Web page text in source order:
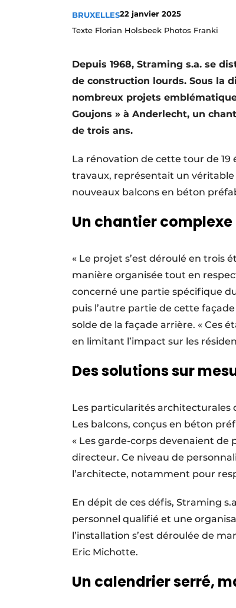
Termes et conditions
Video’s
BRUXELLES22 janvier 2025
Texte Florian Holsbeek Photos Franki
Depuis 1968, Straming s.a. se
de construction lourds. Sous la
nombreux projets
Goujons » à Anderlecht, un
de trois ans.
La rénovation de cette tour de
travaux, représentait un véritable
nouveaux balcons en béton
Un chantier
« Le projet s’est déroulé en trois
manière organisée tout en
concerné une partie spécifique
puis l’autre partie de cette
solde de la façade arrière. « Ces
en limitant l’impact sur les
Des solutions sur
Les particularités architecturales
Les balcons, conçus en béton
« Les garde-corps devenaient de
directeur. Ce niveau de
l’architecte, notamment pour
En dépit de ces défis, Straming
personnel qualifié et une
l’installation s’est déroulée de
Eric Michotte.
Un calendrier serré,